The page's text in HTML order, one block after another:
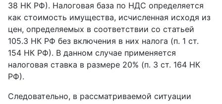
38 НК РФ). Налоговая база по НДС определяется
как стоимость имущества, исчисленная исходя из
цен, определяемых в соответствии со статьей
105.3 НК РФ без включения в них налога (п. 1 ст.
154 НК РФ). В данном случае применяется
налоговая ставка в размере 20% (п. 3 ст. 164 НК
РФ).
Следовательно, в рассматриваемой ситуации